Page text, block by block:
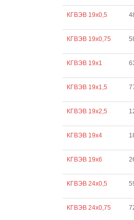
КГВЭВ 19х0,5
КГВЭВ 19х0,75
КГВЭВ 19х1
КГВЭВ 19х1,5
КГВЭВ 19х2,5
КГВЭВ 19х4
КГВЭВ 19х6
КГВЭВ 24х0,5
КГВЭВ 24х0,75